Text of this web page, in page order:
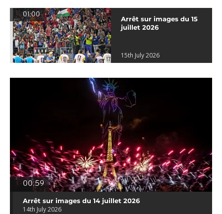
01:00
Arrêt sur images du 15
juillet 2026
15th July 2026
00:59
Arrêt sur images du 14 juillet 2026
14th July 2026